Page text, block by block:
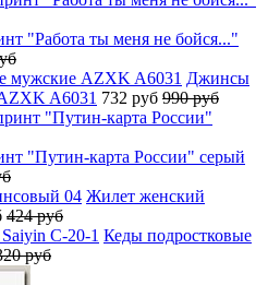
"Работа ты меня не бойся..."
Джинсы
A6031 732 руб 990 руб
"Путин-карта России" серый
Жилет женский
424 руб
Кеды подростковые
руб